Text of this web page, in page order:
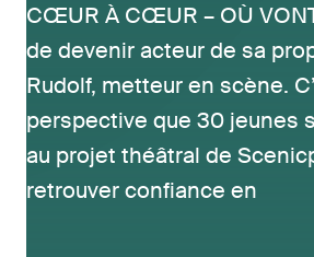
CŒUR À CŒUR – OÙ
de devenir acteur de sa
Rudolf, metteur en scène.
perspective que 30 jeunes
au projet théâtral de
retrouver confiance en